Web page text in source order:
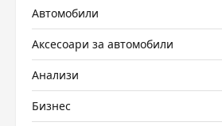
Автомобили
Аксесоари за автомобили
Анализи
Бизнес